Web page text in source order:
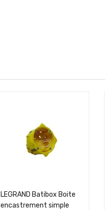
LEGRAND Batibox Boite
encastrement simple